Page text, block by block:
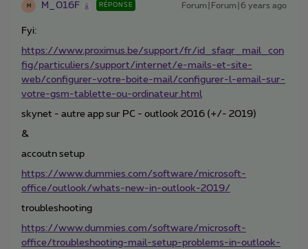
M M_016F RÉPONSE Forum|Forum|6 years ago
Fyi:
https://www.proximus.be/support/fr/id_sfaqr_mail_con
fig/particuliers/support/internet/e-mails-et-site-
web/configurer-votre-boite-mail/configurer-l-email-sur-
votre-gsm-tablette-ou-ordinateur.html
skynet - autre app sur PC - outlook 2016 (+/- 2019)
&
accoutn setup
https://www.dummies.com/software/microsoft-
office/outlook/whats-new-in-outlook-2019/
troubleshooting
https://www.dummies.com/software/microsoft-
office/troubleshooting-mail-setup-problems-in-outlook-